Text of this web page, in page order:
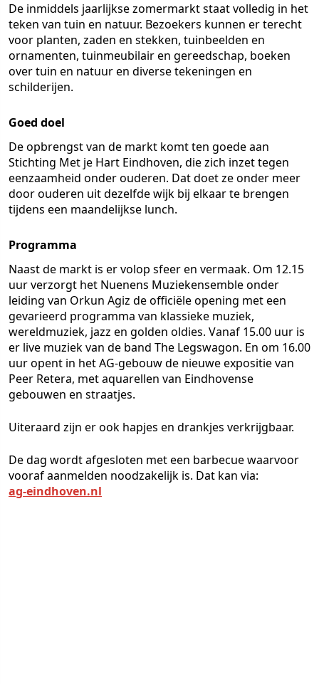
De inmiddels jaarlijkse zomermarkt staat volledig in het
teken van tuin en natuur. Bezoekers kunnen er terecht
voor planten, zaden en stekken, tuinbeelden en
ornamenten, tuinmeubilair en gereedschap, boeken
over tuin en natuur en diverse tekeningen en
schilderijen.
Goed doel
De opbrengst van de markt komt ten goede aan
Stichting Met je Hart Eindhoven, die zich inzet tegen
eenzaamheid onder ouderen. Dat doet ze onder meer
door ouderen uit dezelfde wijk bij elkaar te brengen
tijdens een maandelijkse lunch.
Programma
Naast de markt is er volop sfeer en vermaak. Om 12.15
uur verzorgt het Nuenens Muziekensemble onder
leiding van Orkun Agiz de officiële opening met een
gevarieerd programma van klassieke muziek,
wereldmuziek, jazz en golden oldies. Vanaf 15.00 uur is
er live muziek van de band The Legswagon. En om 16.00
uur opent in het AG-gebouw de nieuwe expositie van
Peer Retera, met aquarellen van Eindhovense
gebouwen en straatjes.
Uiteraard zijn er ook hapjes en drankjes verkrijgbaar.
De dag wordt afgesloten met een barbecue waarvoor
vooraf aanmelden noodzakelijk is. Dat kan via:
ag-eindhoven.nl